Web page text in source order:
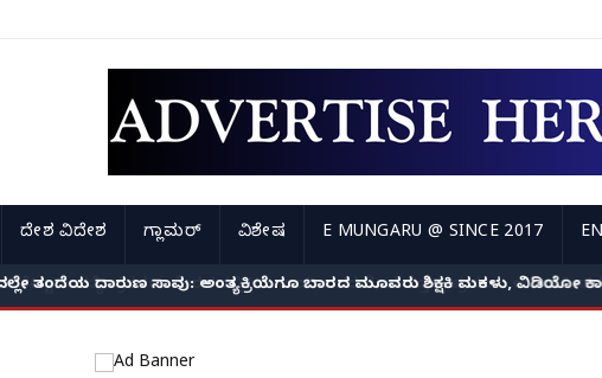
ದೇಶ ವಿದೇಶ ಗ್ಲಾಮರ್ ವಿಶೇಷ E MUNGARU @ SINCE 2017
ತಂದೆಯ ದಾರುಣ ಸಾವು: ಅಂತ್ಯಕ್ರಿಯೆಗೂ ಬಾರದ ಮೂವರು ಶಿಕ್ಷಕಿ ಮಕಳು, ವಿಡಿಯೋ